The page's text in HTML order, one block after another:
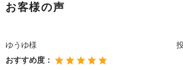
お客様の声
ゆうゆ様
おすすめ度：